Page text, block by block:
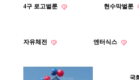
4구 로고벌룬 현수막벌룬
자유체전 엔터식스
국